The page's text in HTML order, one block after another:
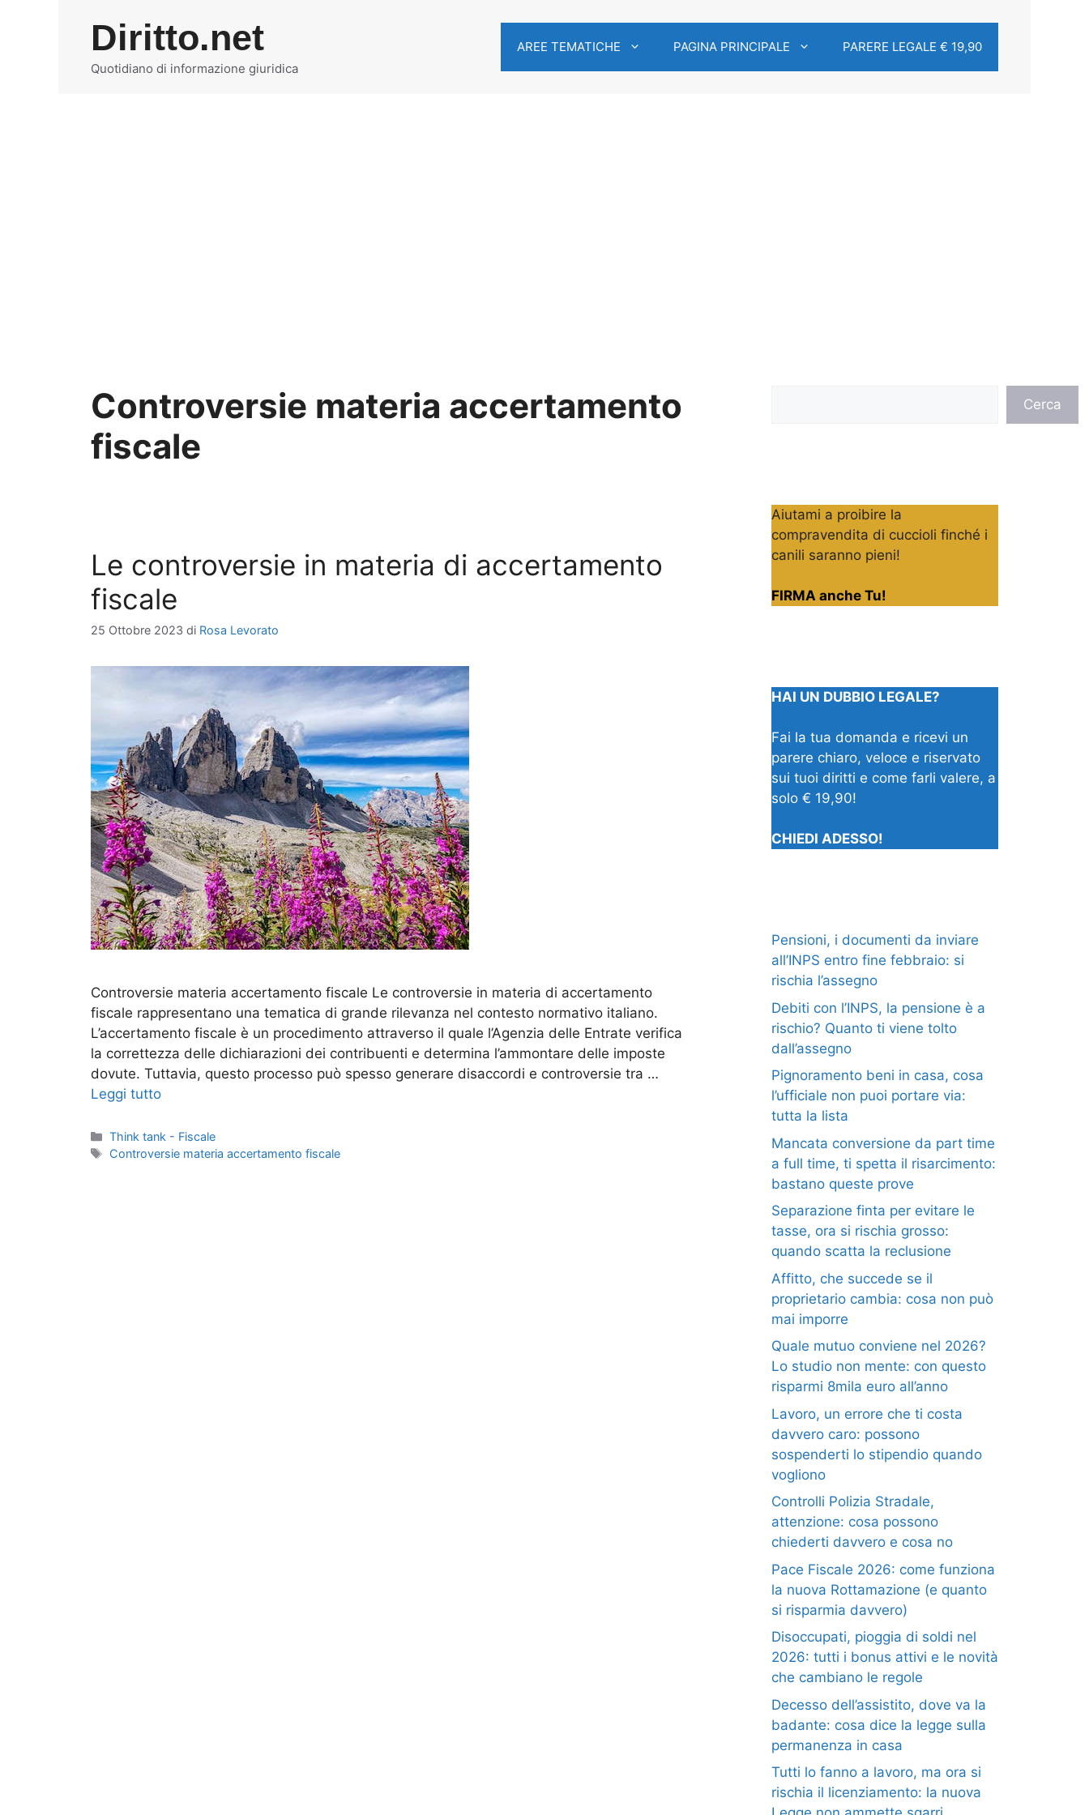
Diritto.net
Quotidiano di informazione giuridica
AREE TEMATICHE PAGINA PRINCIPALE PARERE LEGALE € 19,90
Controversie materia accertamento
fiscale
Le controversie in materia di accertamento
fiscale
25 Ottobre 2023 di Rosa Levorato
Controversie materia accertamento fiscale Le controversie in materia di accertamento
fiscale rappresentano una tematica di grande rilevanza nel contesto normativo italiano.
L’accertamento fiscale è un procedimento attraverso il quale l’Agenzia delle Entrate verifica
la correttezza delle dichiarazioni dei contribuenti e determina l’ammontare delle imposte
dovute. Tuttavia, questo processo può spesso generare disaccordi e controversie tra …
Leggi tutto
Categorie
Think tank - Fiscale
Tag
Controversie materia accertamento fiscale
Cerca
Aiutami a proibire la
compravendita di cuccioli finché i
canili saranno pieni!
FIRMA anche Tu!
HAI UN DUBBIO LEGALE?
Fai la tua domanda e ricevi un
parere chiaro, veloce e riservato
sui tuoi diritti e come farli valere, a
solo € 19,90!
CHIEDI ADESSO!
Pensioni, i documenti da inviare
all’INPS entro fine febbraio: si
rischia l’assegno
Debiti con l’INPS, la pensione è a
rischio? Quanto ti viene tolto
dall’assegno
Pignoramento beni in casa, cosa
l’ufficiale non puoi portare via:
tutta la lista
Mancata conversione da part time
a full time, ti spetta il risarcimento:
bastano queste prove
Separazione finta per evitare le
tasse, ora si rischia grosso:
quando scatta la reclusione
Affitto, che succede se il
proprietario cambia: cosa non può
mai imporre
Quale mutuo conviene nel 2026?
Lo studio non mente: con questo
risparmi 8mila euro all’anno
Lavoro, un errore che ti costa
davvero caro: possono
sospenderti lo stipendio quando
vogliono
Controlli Polizia Stradale,
attenzione: cosa possono
chiederti davvero e cosa no
Pace Fiscale 2026: come funziona
la nuova Rottamazione (e quanto
si risparmia davvero)
Disoccupati, pioggia di soldi nel
2026: tutti i bonus attivi e le novità
che cambiano le regole
Decesso dell’assistito, dove va la
badante: cosa dice la legge sulla
permanenza in casa
Tutti lo fanno a lavoro, ma ora si
rischia il licenziamento: la nuova